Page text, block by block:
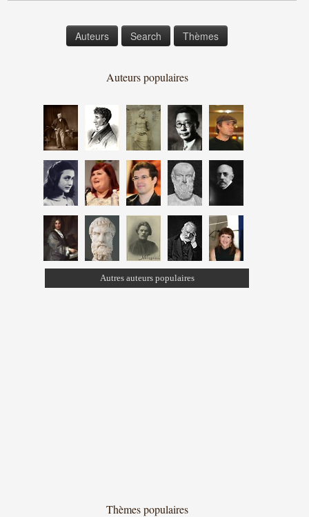
Auteurs Search Thèmes
Auteurs populaires
Autres auteurs populaires
Thèmes populaires